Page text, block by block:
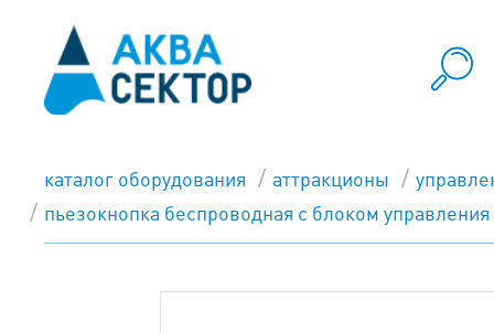
каталог оборудования аттракционы
пьезокнопка беспроводная с блоком